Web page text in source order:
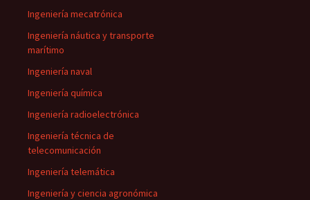
Ingeniería mecatrónica
Ingeniería náutica y transporte
marítimo
Ingeniería naval
Ingeniería química
Ingeniería radioelectrónica
Ingeniería técnica de
telecomunicación
Ingeniería telemática
Ingeniería y ciencia agronómica